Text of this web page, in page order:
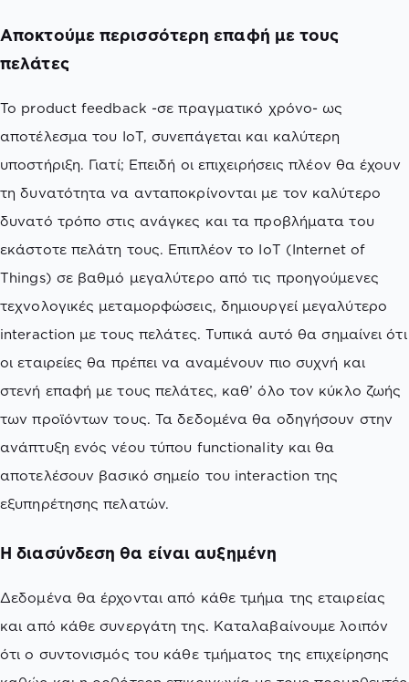
Αποκτούμε περισσότερη επαφή με τους
πελάτες
Το product feedback -σε πραγματικό χρόνο- ως
αποτέλεσμα του IoT, συνεπάγεται και καλύτερη
υποστήριξη. Γιατί; Επειδή οι επιχειρήσεις πλέον θα έχουν
τη δυνατότητα να ανταποκρίνονται με τον καλύτερο
δυνατό τρόπο στις ανάγκες και τα προβλήματα του
εκάστοτε πελάτη τους. Επιπλέον το ΙοΤ (Internet of
Things) σε βαθμό μεγαλύτερο από τις προηγούμενες
τεχνολογικές μεταμορφώσεις, δημιουργεί μεγαλύτερο
interaction με τους πελάτες. Τυπικά αυτό θα σημαίνει ότι
οι εταιρείες θα πρέπει να αναμένουν πιο συχνή και
στενή επαφή με τους πελάτες, καθ’ όλο τον κύκλο ζωής
των προϊόντων τους. Τα δεδομένα θα οδηγήσουν στην
ανάπτυξη ενός νέου τύπου functionality και θα
αποτελέσουν βασικό σημείο του interaction της
εξυπηρέτησης πελατών.
Η διασύνδεση θα είναι αυξημένη
Δεδομένα θα έρχονται από κάθε τμήμα της εταιρείας
και από κάθε συνεργάτη της. Καταλαβαίνουμε λοιπόν
ότι ο συντονισμός του κάθε τμήματος της επιχείρησης